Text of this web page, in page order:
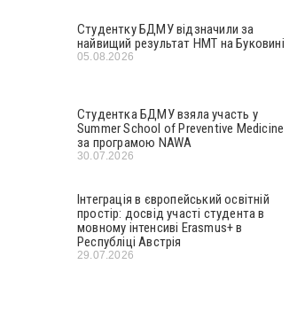
Студентку БДМУ відзначили за
найвищий результат НМТ на Буковині
05.08.2026
Студентка БДМУ взяла участь у
Summer School of Preventive Medicine
за програмою NAWA
30.07.2026
Інтеграція в європейський освітній
простір: досвід участі студента в
мовному інтенсиві Erasmus+ в
Республіці Австрія
29.07.2026